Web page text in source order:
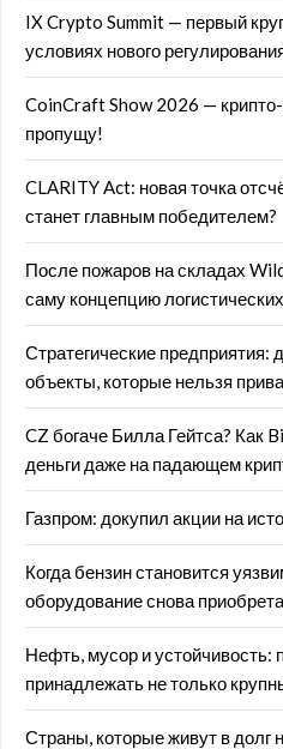
IX Crypto Summit — первый
условиях нового
CoinCraft Show 2026 — крипто-
пропущу!
CLARITY Act: новая точка
станет главным победителем?
После пожаров на складах
саму концепцию
Стратегические
объекты, которые нельзя
CZ богаче Билла Гейтса? Как
деньги даже на падающем
Газпром: докупил акции на
Когда бензин становится
оборудование снова
Нефть, мусор и
принадлежать не только
Страны, которые живут в долг